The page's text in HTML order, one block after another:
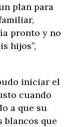
plan para
pronto y no
hijos”,
iniciar el
cuando
a que su
blancos que